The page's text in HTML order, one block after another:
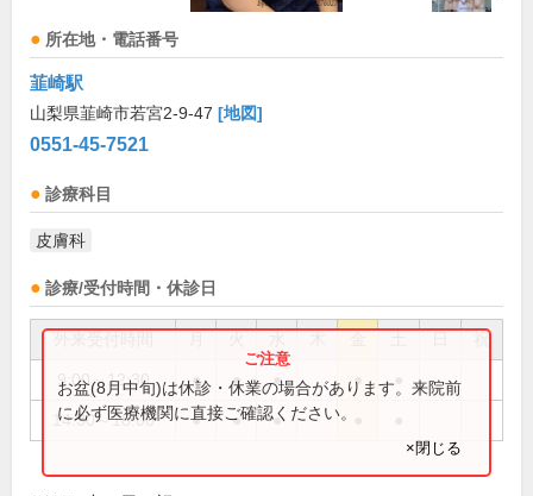
所在地・電話番号
韮崎駅
山梨県韮崎市若宮2-9-47 [地図]
0551-45-7521
診療科目
皮膚科
診療/受付時間・休診日
祝
9:00～12:30 ● ● ● ●
14:30～18:00 ● ● ●
お盆(8月中旬)は休診・休業の場合があります。来院前
に必ず医療機関に直接ご確認ください。
×閉じる